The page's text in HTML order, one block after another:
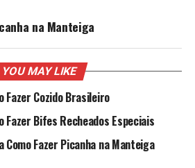
na Manteiga
YOU MAY LIKE
Fazer Cozido Brasileiro
Fazer Bifes Recheados Especiais
Como Fazer Picanha na Manteiga